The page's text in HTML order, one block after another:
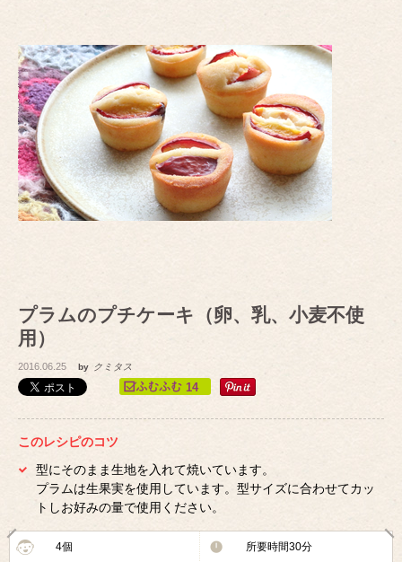
プラムのプチケーキ（卵、乳、小麦不使
用）
2016.06.25 by クミタス
14
このレシピのコツ
型にそのまま生地を入れて焼いています。
プラムは生果実を使用しています。型サイズに合わせてカッ
トしお好みの量で使用ください。
4個 所要時間30分